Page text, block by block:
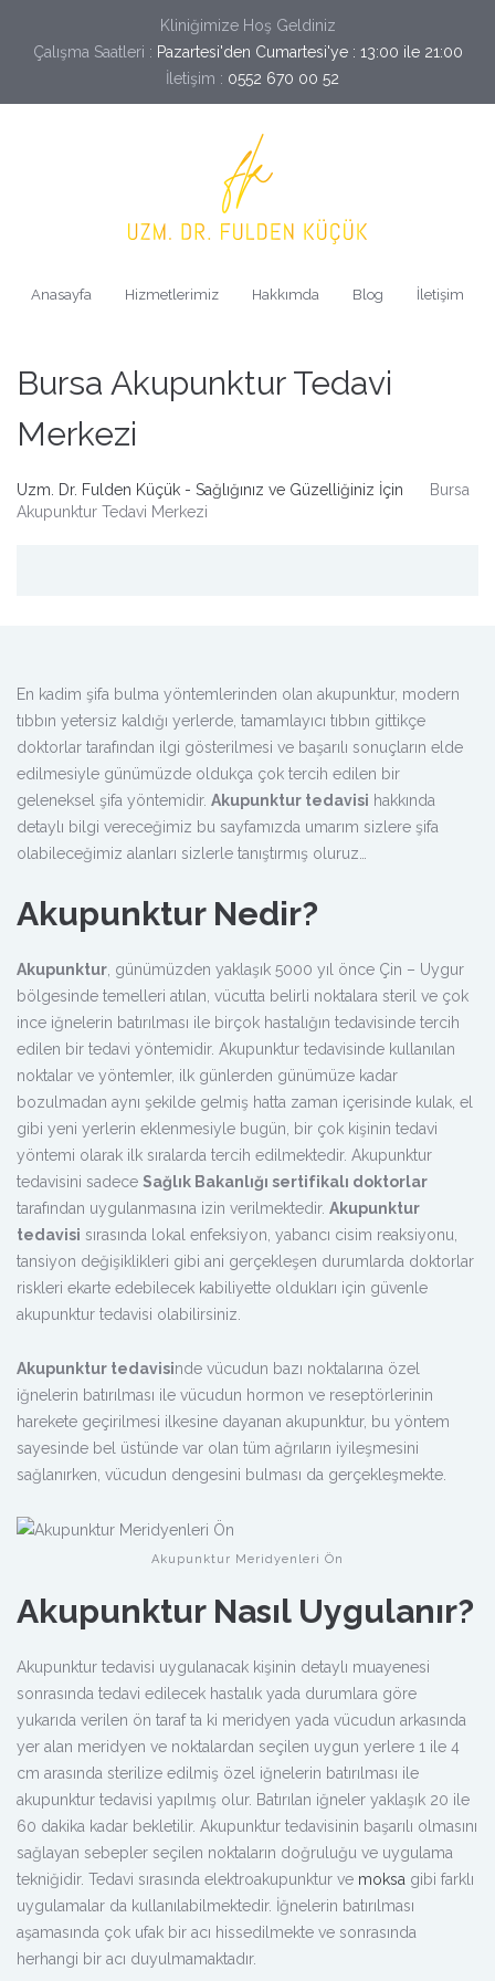
Kliniğimize Hoş Geldiniz
Çalışma Saatleri : Pazartesi'den Cumartesi'ye : 13:00 ile 21:00
İletişim : 0552 670 00 52
Anasayfa Hizmetlerimiz Hakkımda Blog İletişim
Bursa Akupunktur Tedavi
Merkezi
Uzm. Dr. Fulden Küçük - Sağlığınız ve Güzelliğiniz İçin
Bursa
Akupunktur Tedavi Merkezi
En kadim şifa bulma yöntemlerinden olan akupunktur, modern
tıbbın yetersiz kaldığı yerlerde, tamamlayıcı tıbbın gittikçe
doktorlar tarafından ilgi gösterilmesi ve başarılı sonuçların elde
edilmesiyle günümüzde oldukça çok tercih edilen bir
geleneksel şifa yöntemidir. Akupunktur tedavisi hakkında
detaylı bilgi vereceğimiz bu sayfamızda umarım sizlere şifa
olabileceğimiz alanları sizlerle tanıştırmış oluruz…
Akupunktur Nedir?
Akupunktur , günümüzden yaklaşık 5000 yıl önce Çin – Uygur
bölgesinde temelleri atılan, vücutta belirli noktalara steril ve çok
ince iğnelerin batırılması ile birçok hastalığın tedavisinde tercih
edilen bir tedavi yöntemidir. Akupunktur tedavisinde kullanılan
noktalar ve yöntemler, ilk günlerden günümüze kadar
bozulmadan aynı şekilde gelmiş hatta zaman içerisinde kulak, el
gibi yeni yerlerin eklenmesiyle bugün, bir çok kişinin tedavi
yöntemi olarak ilk sıralarda tercih edilmektedir. Akupunktur
tedavisini sadece Sağlık Bakanlığı sertifikalı doktorlar
tarafından uygulanmasına izin verilmektedir. Akupunktur
tedavisi sırasında lokal enfeksiyon, yabancı cisim reaksiyonu,
tansiyon değişiklikleri gibi ani gerçekleşen durumlarda doktorlar
riskleri ekarte edebilecek kabiliyette oldukları için güvenle
akupunktur tedavisi olabilirsiniz.
Akupunktur tedavisinde vücudun bazı noktalarına özel
iğnelerin batırılması ile vücudun hormon ve reseptörlerinin
harekete geçirilmesi ilkesine dayanan akupunktur, bu yöntem
sayesinde bel üstünde var olan tüm ağrıların iyileşmesini
sağlanırken, vücudun dengesini bulması da gerçekleşmekte.
Akupunktur Meridyenleri Ön
Akupunktur Nasıl Uygulanır?
Akupunktur tedavisi uygulanacak kişinin detaylı muayenesi
sonrasında tedavi edilecek hastalık yada durumlara göre
yukarıda verilen ön taraf ta ki meridyen yada vücudun arkasında
yer alan meridyen ve noktalardan seçilen uygun yerlere 1 ile 4
cm arasında sterilize edilmiş özel iğnelerin batırılması ile
akupunktur tedavisi yapılmış olur. Batırılan iğneler yaklaşık 20 ile
60 dakika kadar bekletilir. Akupunktur tedavisinin başarılı olmasını
sağlayan sebepler seçilen noktaların doğruluğu ve uygulama
tekniğidir. Tedavi sırasında elektroakupunktur ve moksa gibi farklı
uygulamalar da kullanılabilmektedir. İğnelerin batırılması
aşamasında çok ufak bir acı hissedilmekte ve sonrasında
herhangi bir acı duyulmamaktadır.